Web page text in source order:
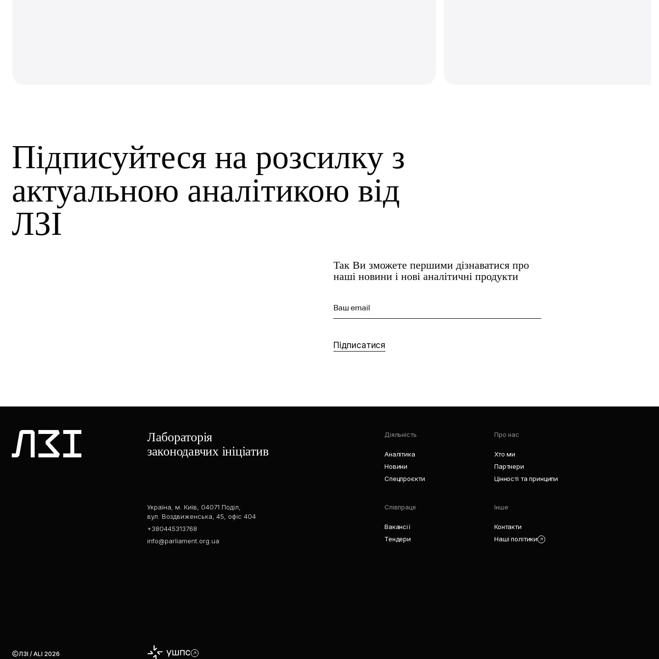
Підписуйтеся на розсилку з
актуальною аналітикою від
ЛЗІ
Так Ви зможете першими дізнаватися про
наші новини і нові аналітичні продукти
Ваш email
Підписатися
Лабораторія
законодавчих ініціатив
Україна, м. Київ, 04071 Поділ,
вул. Воздвиженська, 45, офіс 404
+380445313768
info@parliament.org.ua
Діяльність
Аналітика
Новини
Спецпроєкти
Про нас
Хто ми
Партнери
Цінності та принципи
Співпраця
Вакансії
Тендери
Інше
Контакти
Наші політики
ЛЗІ / ALI 2026